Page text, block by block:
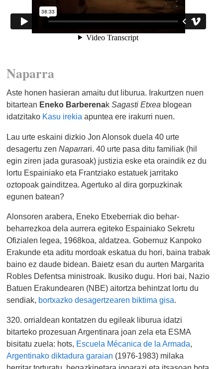
Naparra
Aste honen hasieran amaitu dut liburua. Irakurtzen nuen
bitartean Eneko BarberenakSagasti Etxea blogean
idatzitako Kasu irekia apuntea ere irakurri nuen.
Lau urte eskaini dizkio Jon Alonsok duela 40 urte
desagertu zen Naparrari. 40 urte pasa ditu familiak (hil
egin ziren jada gurasoak) justizia eske eta oraindik ez du
lortu Espainiako eta Frantziako estatuek jarritako
oztopoak gainditzea. Agertuko al dira gorpuzkinak
egunen batean?
Alonsoren arabera, Eneko Etxeberriak dio behar-
beharrezkoa dela aurrera egiteko Espainiako Sekretu
Ofizialen legea, 1968koa, aldatzea. Gobernuz Kanpoko
Erakunde eta aditu mordoak eskatua du hori, baina trabak
baino ez daude bidean. Baietz esan du aurten Margarita
Robles Defentsa ministroak. Ikusiko dugu. Hori bai, Nazio
Batuen Erakundearen (NBE) aitortza behintzat lortu du
sendiak, bortxazko desagertzearen biktima gisa.
320. orrialdean kontatzen du egileak liburua idatzi
bitarteko prozesuan Argentinara joan zela eta ESMA
bisitatu zuela: hots, Escuela Mécanica de la Armada,
Argentinako diktadura garaian (1976-1983) milaka